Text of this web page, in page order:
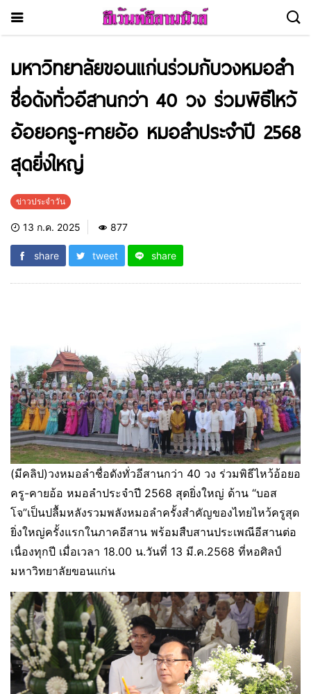
มหาวิทยาลัยขอนแก่นร่วมกับวงหมอลำ
ชื่อดังทั่วอีสานกว่า 40 วง ร่วมพิธีไหว้
อ้อยอครู-คายอ้อ หมอลำประจำปี 2568
สุดยิ่งใหญ่
ข่าวประจำวัน
13 ก.ค. 2025 877
share tweet share
(มีคลิป)วงหมอลำชื่อดังทั่วอีสานกว่า 40 วง ร่วมพิธีไหว้อ้อยอ
ครู-คายอ้อ หมอลำประจำปี 2568 สุดยิ่งใหญ่ ด้าน “บอส
โจ”เป็นปลื้มหลังรวมพลังหมอลำครั้งสำคัญของไทยไหว้ครูสุด
ยิ่งใหญ่ครั้งแรกในภาคอีสาน พร้อมสืบสานประเพณีอีสานต่อ
เนื่องทุกปี เมื่อเวลา 18.00 น.วันที่ 13 มี.ค.2568 ที่หอศิลป์
มหาวิทยาลัยขอนแก่น